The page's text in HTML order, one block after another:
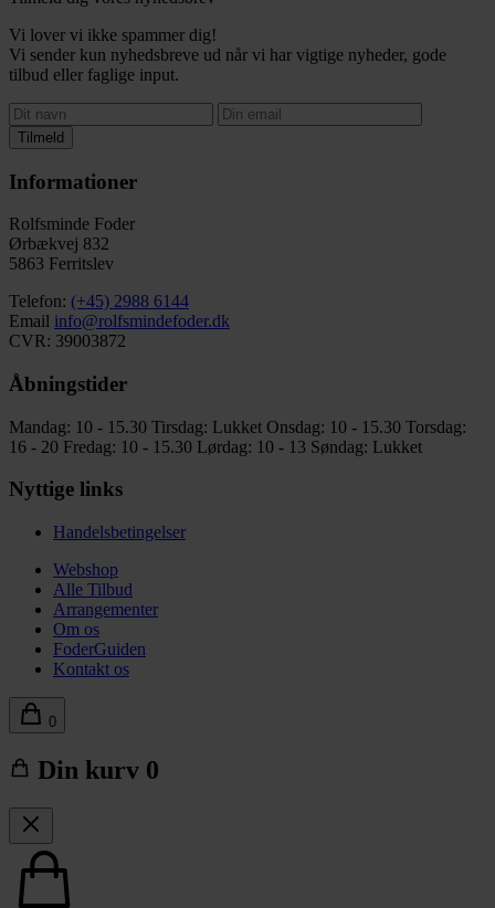
Vi lover vi ikke spammer dig!
Vi sender kun nyhedsbreve ud når vi har vigtige nyheder, gode
tilbud eller faglige input.
Tilmeld
Informationer
Rolfsminde Foder
Ørbækvej 832
5863 Ferritslev
Telefon: (+45) 2988 6144
Email info@rolfsmindefoder.dk
CVR: 39003872
Åbningstider
Mandag: 10 - 15.30 Tirsdag: Lukket Onsdag: 10 - 15.30 Torsdag:
16 - 20 Fredag: 10 - 15.30 Lørdag: 10 - 13 Søndag: Lukket
Nyttige links
Handelsbetingelser
Webshop
Alle Tilbud
Arrangementer
Om os
FoderGuiden
Kontakt os
0
Din kurv 0